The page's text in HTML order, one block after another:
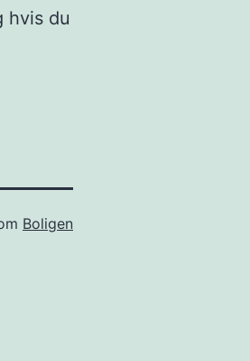
hvis du
Boligen